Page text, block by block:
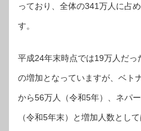
っており、全体の341万人に占
す。
平成24年末時点では19万人だっ
の増加となっていますが、ベト
から56万人（令和5年）、ネパ
（令和5年末）と増加人数とし